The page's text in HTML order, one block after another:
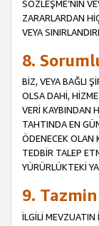
SÖZLEŞME’NİN
ZARARLARDAN
VEYA
8.
BİZ, VEYA BAĞLI
OLSA DAHİ,
VERİ KAYBINDAN
TAHTINDA EN
ÖDENECEK OLAN
TEDBİR TALEP
YÜRÜRLÜKTEKİ
9. Tazmin
İLGİLİ MEVZUATIN